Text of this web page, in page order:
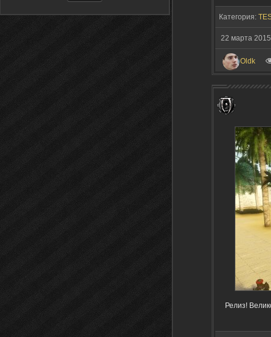
Категория:
22 марта 2015
Oldk
Релиз!